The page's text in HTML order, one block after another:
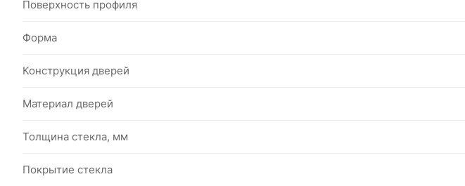
Поверхность профиля
Форма
Конструкция дверей
Материал дверей
Толщина стекла, мм
Покрытие стекла